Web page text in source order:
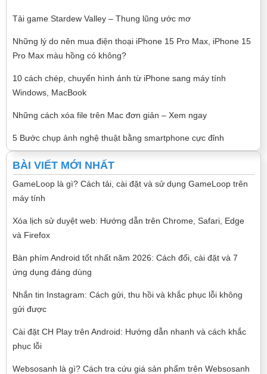
Tải game Stardew Valley – Thung lũng ước mơ
Những lý do nên mua điện thoại iPhone 15 Pro Max, iPhone 15
Pro Max màu hồng có không?
10 cách chép, chuyển hình ảnh từ iPhone sang máy tính
Windows, MacBook
Những cách xóa file trên Mac đơn giản – Xem ngay
5 Bước chụp ảnh nghệ thuật bằng smartphone cực đỉnh
BÀI VIẾT MỚI NHẤT
GameLoop là gì? Cách tải, cài đặt và sử dụng GameLoop trên
máy tính
Xóa lịch sử duyệt web: Hướng dẫn trên Chrome, Safari, Edge
và Firefox
Bàn phím Android tốt nhất năm 2026: Cách đổi, cài đặt và 7
ứng dụng đáng dùng
Nhắn tin Instagram: Cách gửi, thu hồi và khắc phục lỗi không
gửi được
Cài đặt CH Play trên Android: Hướng dẫn nhanh và cách khắc
phục lỗi
Websosanh là gì? Cách tra cứu giá sản phẩm trên Websosanh